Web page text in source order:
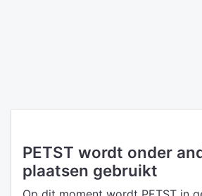
PETST wordt onder
plaatsen gebruikt